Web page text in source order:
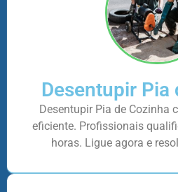
Desentupir Pia
Desentupir Pia de Cozinha
eficiente. Profissionais
horas. Ligue agora e